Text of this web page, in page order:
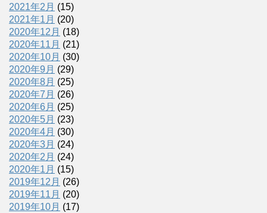
2021年2月 (15)
2021年1月 (20)
2020年12月 (18)
2020年11月 (21)
2020年10月 (30)
2020年9月 (29)
2020年8月 (25)
2020年7月 (26)
2020年6月 (25)
2020年5月 (23)
2020年4月 (30)
2020年3月 (24)
2020年2月 (24)
2020年1月 (15)
2019年12月 (26)
2019年11月 (20)
2019年10月 (17)